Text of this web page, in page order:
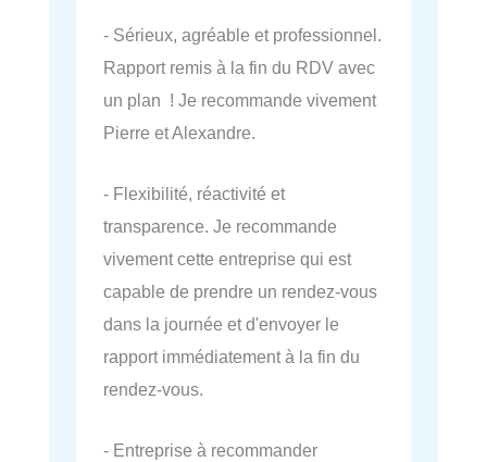
- Sérieux, agréable et professionnel.
Rapport remis à la fin du RDV avec
un plan ! Je recommande vivement
Pierre et Alexandre.
- Flexibilité, réactivité et
transparence. Je recommande
vivement cette entreprise qui est
capable de prendre un rendez-vous
dans la journée et d'envoyer le
rapport immédiatement à la fin du
rendez-vous.
- Entreprise à recommander